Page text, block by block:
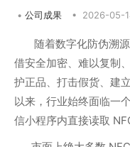
• 公司成果 • 2026-05-
随着数字化防伪溯源
借安全加密、难以复制
护正品、打击假货、建
以来，行业始终面临一
信小程序内直接读取